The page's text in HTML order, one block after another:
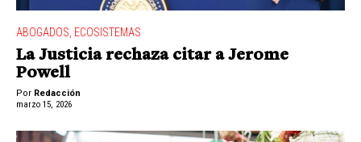
ABOGADOS ECOSISTEMAS
La Justicia rechaza citar a Jerome
Powell
Por Redacción
marzo 15, 2026